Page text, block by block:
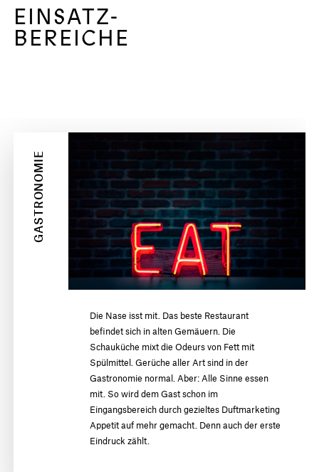
EINSATZ-
BEREICHE
GASTRONOMIE
Die Nase isst mit. Das beste Restaurant
befindet sich in alten Gemäuern. Die
Schauküche mixt die Odeurs von Fett mit
Spülmittel. Gerüche aller Art sind in der
Gastronomie normal. Aber: Alle Sinne essen
mit. So wird dem Gast schon im
Eingangsbereich durch gezieltes Duftmarketing
Appetit auf mehr gemacht. Denn auch der erste
Eindruck zählt.